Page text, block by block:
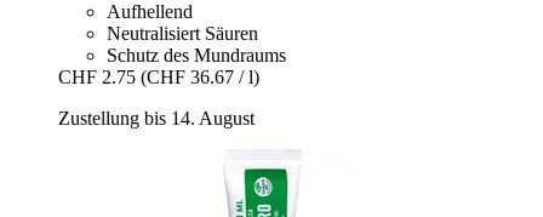
Aufhellend
Neutralisiert Säuren
Schutz des Mundraums
CHF 2.75 (CHF 36.67 / l)
Zustellung bis 14. August